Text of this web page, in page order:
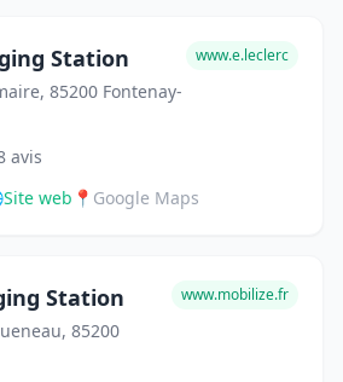
Station
85200 Fontenay-
www.e.leclerc
avis
Site web 📍 Google Maps
Station
85200
www.mobilize.fr